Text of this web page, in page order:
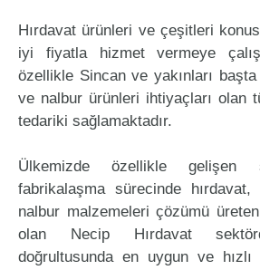
Hırdavat ürünleri ve çeşitleri
iyi fiyatla hizmet vermeye
özellikle Sincan ve yakınları
ve nalbur ürünleri ihtiyaçları olan
tedariki sağlamaktadır.
Ülkemizde özellikle
fabrikalaşma sürecinde
nalbur malzemeleri çözümü
olan Necip Hırdavat
doğrultusunda en uygun ve